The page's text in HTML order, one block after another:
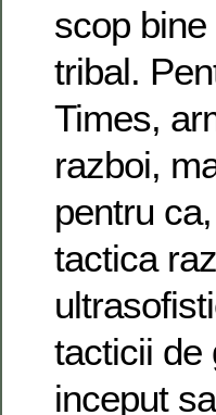
scop
tribal.
Times,
razboi,
pentru
tactica
tacticii de
inceput